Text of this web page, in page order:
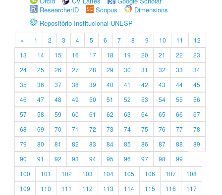
ResearcherID
Scopus
Dimensions
Repositório Institucional UNESP
« 1 2 3 4 5 6 7 8 9 10 11
12
13
14 15 16 17 18 19 20 21 22
23
24
25 26 27 28 29 30 31 32 33
34
35
36 37 38 39 40 41 42 43 44
45
46
47 48 49 50 51 52 53 54 55
56
57
58 59 60 61 62 63 64 65 66
67
68
69 70 71 72 73 74 75 76 77
78
79
80 81 82 83 84 85 86 87 88
89
90
91 92 93 94 95 96 97 98
99
100
101 102 103 104 105 106 107
108
109
110 111 112 113 114 115 116
117